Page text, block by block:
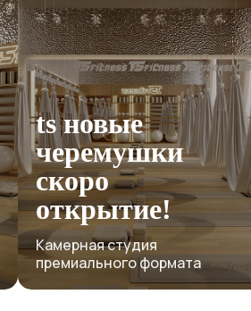
TSFITNESS®
уфа /coming
soon/
Новая фитнес студия сети
в Уфе